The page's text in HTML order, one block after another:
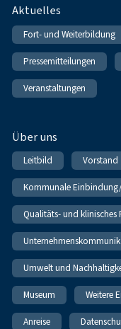
Fußnavigation
Aktuelles
Fort- und Weiterbildung
Pressemitteilungen
Veranstaltungen
Über uns
Leitbild Vorstand
Kommunale
Qualitäts- und
Umwelt und
Museum Weitere
Anreise